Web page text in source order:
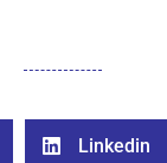
 Linkedin